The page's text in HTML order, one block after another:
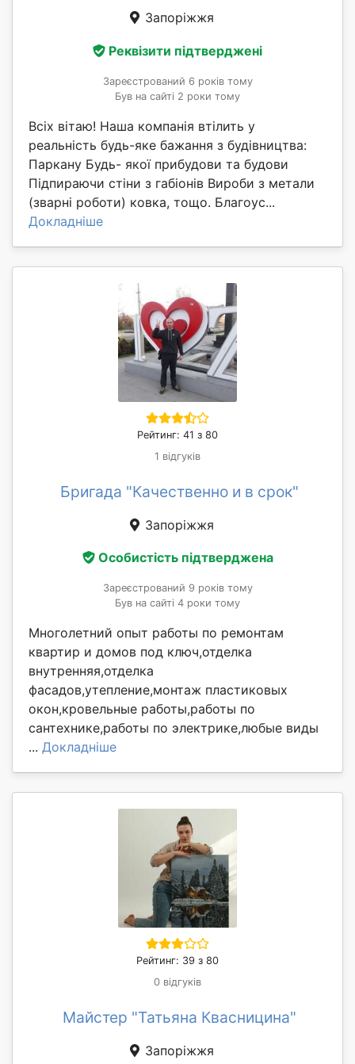
Запоріжжя
Реквізити підтверджені
Зареєстрований 6 років тому
Був на сайті 2 роки тому
Всіх вітаю! Наша компанія втілить у
реальність будь-яке бажання з будівництва:
Паркану Будь- якої прибудови та будови
Підпираючи стіни з габіонів Вироби з метали
(зварні роботи) ковка, тощо. Благоус...
Докладніше
Рейтинг: 41 з 80
1 відгуків
Бригада "Качественно и в срок"
Запоріжжя
Особистість підтверджена
Зареєстрований 9 років тому
Був на сайті 4 роки тому
Многолетний опыт работы по ремонтам
квартир и домов под ключ,отделка
внутренняя,отделка
фасадов,утепление,монтаж пластиковых
окон,кровельные работы,работы по
сантехнике,работы по электрике,любые виды
... Докладніше
Рейтинг: 39 з 80
0 відгуків
Майстер "Татьяна Квасницина"
Запоріжжя